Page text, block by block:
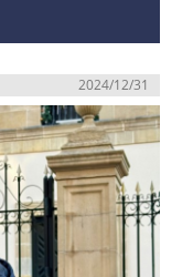
2024/12/31